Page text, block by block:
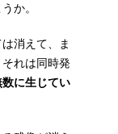
か。
消えて、ま
れは同時発
に生じてい